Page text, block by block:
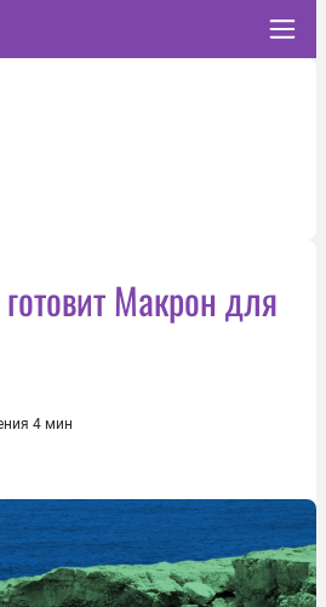
Макрон для
4 мин